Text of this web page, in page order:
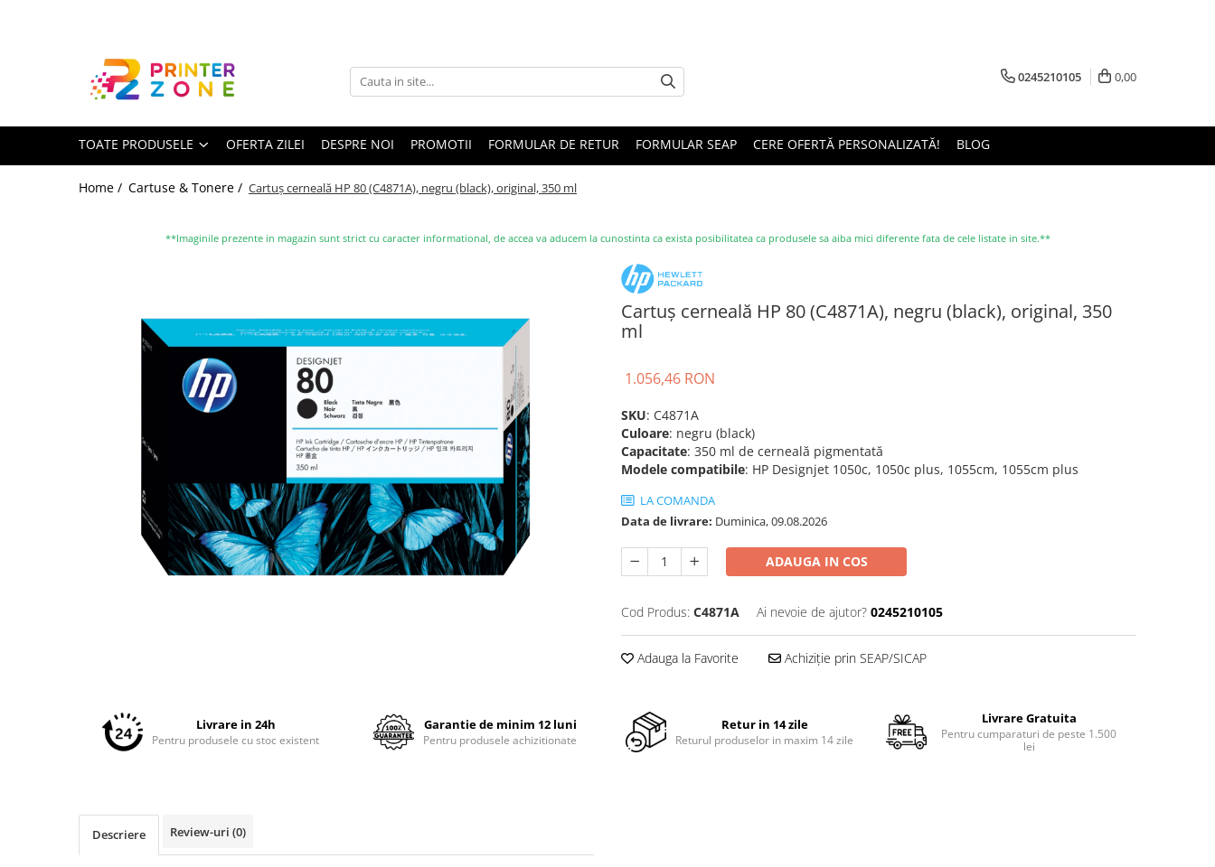
Toate Produsele
Imprimante cu jet
Imprimante matriciale
Accesorii imprimante
Consumabile imprimanta
Cartuse inkjet si cerneala
Tonere compatibile
Cartuse compatibile
Imprimante 3D
0245210105 0,00
TOATE PRODUSELE OFERTA ZILEI DESPRE NOI PROMOTII FORMULAR DE RETUR FORMULAR SEAP CERE OFERTĂ PERSONALIZATĂ! BLOG
Home / Cartuse & Tonere / Cartuș cerneală HP 80 (C4871A), negru (black), original, 350 ml
**Imaginile prezente in magazin sunt strict cu caracter informational, de accea va aducem la cunostinta ca exista posibilitatea ca produsele sa aiba mici diferente fata de cele listate in site.**
Cartuș cerneală HP 80 (C4871A), negru (black), original, 350
ml
1.056,46 RON
SKU: C4871A
Culoare: negru (black)
Capacitate: 350 ml de cerneală pigmentată
Modele compatibile: HP Designjet 1050c, 1050c plus, 1055cm, 1055cm plus
LA COMANDA
Data de livrare: Duminica, 09.08.2026
ADAUGA IN COS
Cod Produs: C4871A Ai nevoie de ajutor? 0245210105
Adauga la Favorite Achiziție prin SEAP/SICAP
Livrare in 24h
Pentru produsele cu stoc existent
Garantie de minim 12 luni
Pentru produsele achizitionate
Retur in 14 zile
Returul produselor in maxim 14 zile
Livrare Gratuita
Pentru cumparaturi de peste 1.500
lei
Descriere Review-uri (0)